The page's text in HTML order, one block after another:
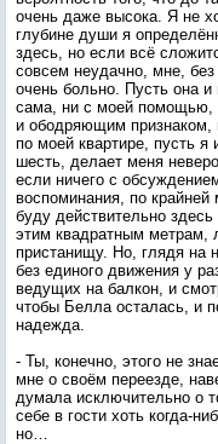
очень даже высока. Я не
глубине души я
здесь, но если всё
совсем неудачно, мне,
очень больно. Пусть она
сама, ни с моей помощью,
и ободряющим
по моей квартире, пусть
шесть, делает меня
если ничего с
воспоминания, по крайней
буду действительно
этим квадратным метрам,
пристанищу. Но, глядя на
без единого движения у
ведущих на балкон, и
чтобы Белла осталась, и
надежда.
- Ты, конечно, этого не
мне о своём переезде,
думала исключительно о
себе в гости хоть когда-
но…